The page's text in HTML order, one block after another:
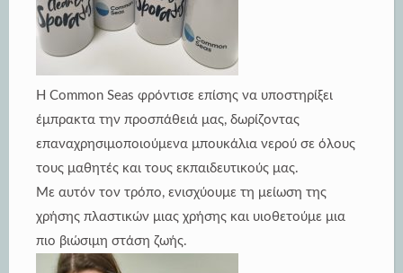
Η Common Seas φρόντισε επίσης να υποστηρίξει
έμπρακτα την προσπάθειά μας, δωρίζοντας
επαναχρησιμοποιούμενα μπουκάλια νερού σε όλους
τους μαθητές και τους εκπαιδευτικούς μας.
Με αυτόν τον τρόπο, ενισχύουμε τη μείωση της
χρήσης πλαστικών μιας χρήσης και υιοθετούμε μια
πιο βιώσιμη στάση ζωής.